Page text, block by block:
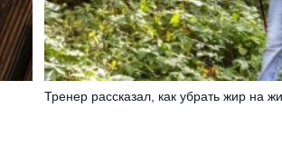
Тренер рассказал, как убрать жир на